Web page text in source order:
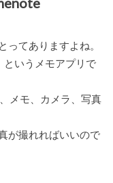
てありますよね。
というメモアプリで
メモ、カメラ、写真
が撮れればいいので